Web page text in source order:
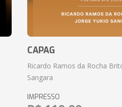
CAPAG
Ricardo Ramos da Rocha
Sangara
IMPRESSO